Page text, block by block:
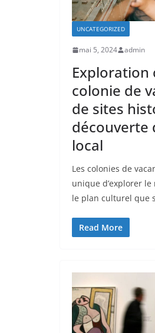
UNCATEGORIZED
mai 5, 2024 admin
Exploration
colonie de
de sites
découverte
local
Les colonies de
unique d’explorer
le plan culturel que
Read More